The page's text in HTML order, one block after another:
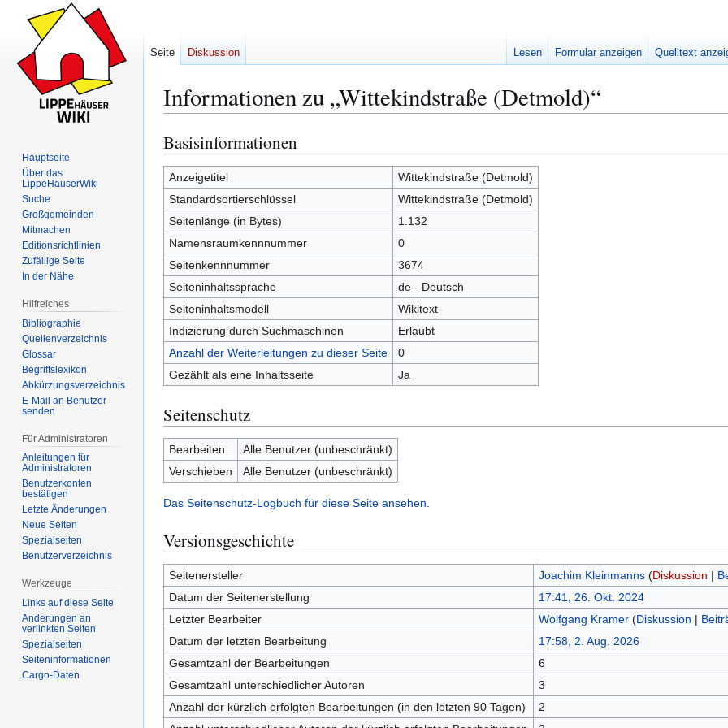
Informationen zu „Wittekindstraße (Detmold)“
Zur
Navigation
springen
Zur
Suche
springen
Basisinformationen
Anzeigetitel
Wittekindstraße (Detmold)
Standardsortierschlüssel
Wittekindstraße (Detmold)
Seitenlänge (in Bytes)
1.132
Namensraumkennnummer
0
Seitenkennnummer
3674
Seiteninhaltssprache
de - Deutsch
Seiteninhaltsmodell
Wikitext
Indizierung durch Suchmaschinen
Erlaubt
Anzahl der Weiterleitungen zu dieser Seite
0
Gezählt als eine Inhaltsseite
Ja
Seitenschutz
Bearbeiten
Alle Benutzer (unbeschränkt)
Verschieben
Alle Benutzer (unbeschränkt)
Das Seitenschutz-Logbuch für diese Seite ansehen.
Versionsgeschichte
Seitenersteller Joachim Kleinmanns (Diskussion |
Datum der Seitenerstellung
17:41, 26. Okt. 2024
Letzter Bearbeiter
Wolfgang Kramer (Diskussion |
Datum der letzten Bearbeitung
17:58, 2. Aug. 2026
Gesamtzahl der Bearbeitungen
6
Gesamtzahl unterschiedlicher Autoren
3
Anzahl der kürzlich erfolgten Bearbeitungen (in den letzten 90 Tagen)
2
Seite Diskussion Lesen Formular anzeigen Quelltext
Hauptseite
Über das
LippeHäuserWiki
Suche
Großgemeinden
Mitmachen
Editionsrichtlinien
Zufällige Seite
In der Nähe
Hilfreiches
Bibliographie
Quellenverzeichnis
Glossar
Begriffslexikon
Abkürzungsverzeichnis
E-Mail an Benutzer
senden
Für Administratoren
Anleitungen für
Administratoren
Benutzerkonten
bestätigen
Letzte Änderungen
Neue Seiten
Spezialseiten
Benutzerverzeichnis
Werkzeuge
Links auf diese Seite
Änderungen an
verlinkten Seiten
Spezialseiten
Seiten­­informationen
Cargo-Daten